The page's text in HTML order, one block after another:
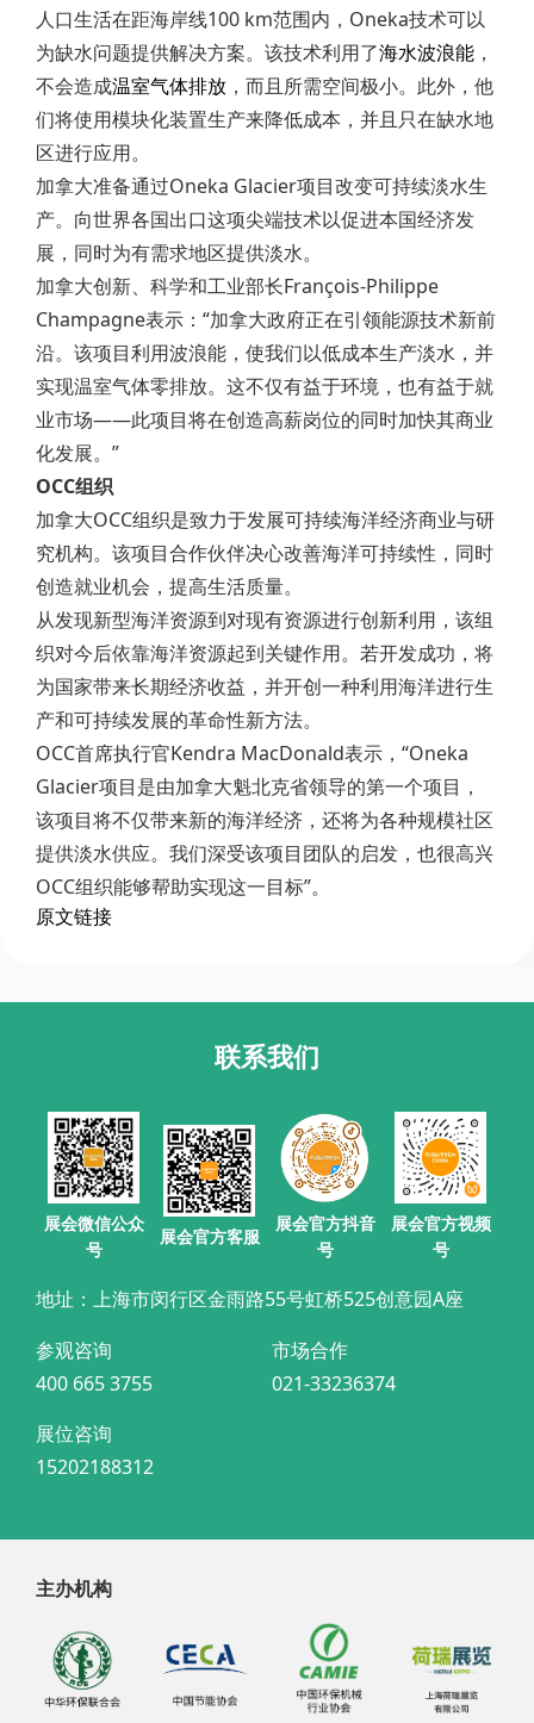
人口生活在距海岸线100 km范围内，Oneka技术可以
为缺水问题提供解决方案。该技术利用了海水波浪能 ，
不会造成温室气体排放 ，而且所需空间极小。此外，他
们将使用模块化装置生产来降低成本，并且只在缺水地
区进行应用。
加拿大准备通过Oneka Glacier项目改变可持续淡水生
产。向世界各国出口这项尖端技术以促进本国经济发
展，同时为有需求地区提供淡水。
加拿大创新、科学和工业部长François-Philippe
Champagne表示：“加拿大政府正在引领能源技术新前
沿。该项目利用波浪能，使我们以低成本生产淡水，并
实现温室气体零排放。这不仅有益于环境，也有益于就
业市场——此项目将在创造高薪岗位的同时加快其商业
化发展。”
OCC组织
加拿大OCC组织是致力于发展可持续海洋经济商业与研
究机构。该项目合作伙伴决心改善海洋可持续性，同时
创造就业机会，提高生活质量。
从发现新型海洋资源到对现有资源进行创新利用，该组
织对今后依靠海洋资源起到关键作用。若开发成功，将
为国家带来长期经济收益，并开创一种利用海洋进行生
产和可持续发展的革命性新方法。
OCC首席执行官Kendra MacDonald表示，“Oneka
Glacier项目是由加拿大魁北克省领导的第一个项目，
该项目将不仅带来新的海洋经济，还将为各种规模社区
提供淡水供应。我们深受该项目团队的启发，也很高兴
OCC组织能够帮助实现这一目标”。
原文链接
联系我们
展会微信公众
号
展会官方客服
展会官方抖音
号
展会官方视频
号
地址：上海市闵行区金雨路55号虹桥525创意园A座
参观咨询
400 665 3755
市场合作
021-33236374
展位咨询
15202188312
主办机构